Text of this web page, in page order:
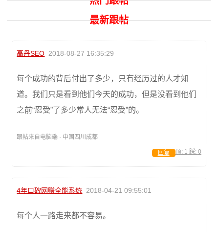
最新跟帖
高丹SEO 2018-08-27 16:35:29
每个成功的背后付出了多少，只有经历过的人才知
道。我们只是看到他们今天的成功，但是没看到他们
之前“忍受”了多少常人无法“忍受”的。
跟帖来自电脑端 · 中国四川成都
顶: 1 踩: 0
回复
4年口碑网赚全能系统 2018-04-21 09:55:01
每个人一路走来都不容易。